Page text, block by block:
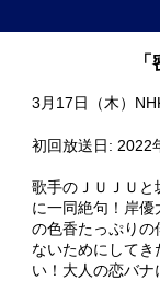
3月17日（木）
初回放送日: 2022
歌手のＪＵＪＵと
に一同絶句！岸
の色香たっぷりの
ないためにして
い！大人の恋バ